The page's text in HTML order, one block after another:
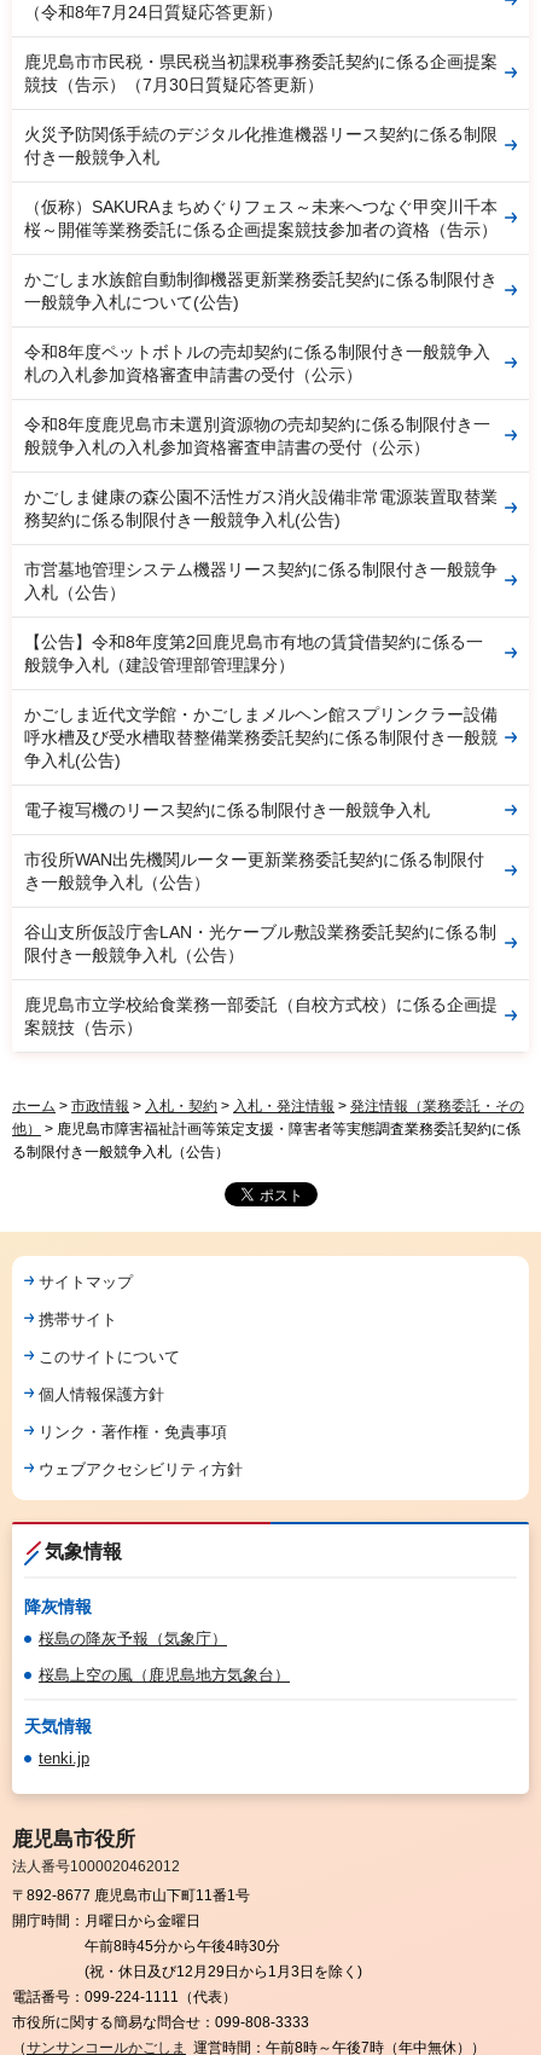
（令和8年7月24日質疑応答更新）
鹿児島市市民税・県民税当初課税事務委託契約に係る企画提案
競技（告示）（7月30日質疑応答更新）
火災予防関係手続のデジタル化推進機器リース契約に係る制限
付き一般競争入札
（仮称）SAKURAまちめぐりフェス～未来へつなぐ甲突川千本
桜～開催等業務委託に係る企画提案競技参加者の資格（告示）
かごしま水族館自動制御機器更新業務委託契約に係る制限付き
一般競争入札について(公告)
令和8年度ペットボトルの売却契約に係る制限付き一般競争入
札の入札参加資格審査申請書の受付（公示）
令和8年度鹿児島市未選別資源物の売却契約に係る制限付き一
般競争入札の入札参加資格審査申請書の受付（公示）
かごしま健康の森公園不活性ガス消火設備非常電源装置取替業
務契約に係る制限付き一般競争入札(公告)
市営墓地管理システム機器リース契約に係る制限付き一般競争
入札（公告）
【公告】令和8年度第2回鹿児島市有地の賃貸借契約に係る一
般競争入札（建設管理部管理課分）
かごしま近代文学館・かごしまメルヘン館スプリンクラー設備
呼水槽及び受水槽取替整備業務委託契約に係る制限付き一般競
争入札(公告)
電子複写機のリース契約に係る制限付き一般競争入札
市役所WAN出先機関ルーター更新業務委託契約に係る制限付
き一般競争入札（公告）
谷山支所仮設庁舎LAN・光ケーブル敷設業務委託契約に係る制
限付き一般競争入札（公告）
鹿児島市立学校給食業務一部委託（自校方式校）に係る企画提
案競技（告示）
ホーム > 市政情報 > 入札・契約 > 入札・発注情報 > 発注情報（業務委託・その
他）
> 鹿児島市障害福祉計画等策定支援・障害者等実態調査業務委託契約に係
る制限付き一般競争入札（公告）
サイトマップ
携帯サイト
このサイトについて
個人情報保護方針
リンク・著作権・免責事項
ウェブアクセシビリティ方針
気象情報
降灰情報
桜島の降灰予報（気象庁）
桜島上空の風（鹿児島地方気象台）
天気情報
tenki.jp
鹿児島市役所
法人番号1000020462012
〒892-8677 鹿児島市山下町11番1号
開庁時間： 月曜日から金曜日
午前8時45分から午後4時30分
(祝・休日及び12月29日から1月3日を除く)
電話番号： 099-224-1111（代表）
市役所に関する簡易な問合せ： 099-808-3333
（サンサンコールかごしま 運営時間：午前8時～午後7時（年中無休））